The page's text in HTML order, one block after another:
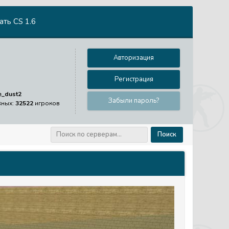
CS 1.6
32522 игроков
Авторизация
Регистрация
Забыли пароль?
Поиск